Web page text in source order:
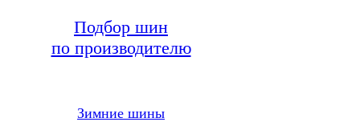
Подбор шин
по производителю
Зимние шины